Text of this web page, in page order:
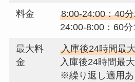
料金
8:00-24:00：40
24:00-8:00：60分
最大料
金
入庫後24時間最
入庫後24時間最
※繰り返し適用あ